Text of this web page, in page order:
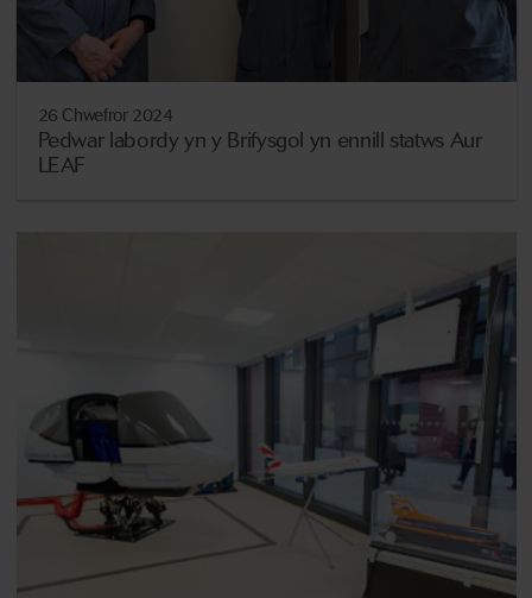
26 Chwefror 2024
Pedwar labordy yn y Brifysgol yn ennill statws Aur
LEAF